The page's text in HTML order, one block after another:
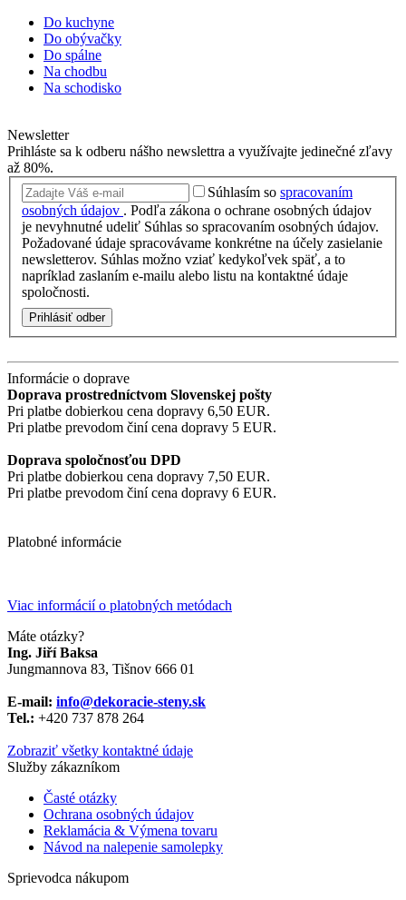
Do kuchyne
Do obývačky
Do spálne
Na chodbu
Na schodisko
Newsletter
Prihláste sa k odberu nášho newslettra a využívajte jedinečné zľavy
až 80%.
Súhlasím so spracovaním
osobných údajov . Podľa zákona o ochrane osobných údajov
je nevyhnutné udeliť Súhlas so spracovaním osobných údajov.
Požadované údaje spracovávame konkrétne na účely zasielanie
newsletterov. Súhlas možno vziať kedykoľvek späť, a to
napríklad zaslaním e-mailu alebo listu na kontaktné údaje
spoločnosti.
Prihlásiť odber
Informácie o doprave
Doprava prostredníctvom Slovenskej pošty
Pri platbe dobierkou cena dopravy 6,50 EUR.
Pri platbe prevodom činí cena dopravy 5 EUR.
Doprava spoločnosťou DPD
Pri platbe dobierkou cena dopravy 7,50 EUR.
Pri platbe prevodom činí cena dopravy 6 EUR.
Platobné informácie
Viac informácií o platobných metódach
Máte otázky?
Ing. Jiří Baksa
Jungmannova 83, Tišnov 666 01
E-mail: info@dekoracie-steny.sk
Tel.: +420 737 878 ​​264
Zobraziť všetky kontaktné údaje
Služby zákazníkom
Časté otázky
Ochrana osobných údajov
Reklamácia & Výmena tovaru
Návod na nalepenie samolepky
Sprievodca nákupom